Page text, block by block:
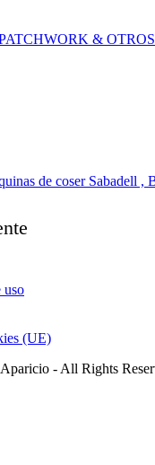
& OTROS
de coser Sabadell ,
uso
(UE)
- All Rights